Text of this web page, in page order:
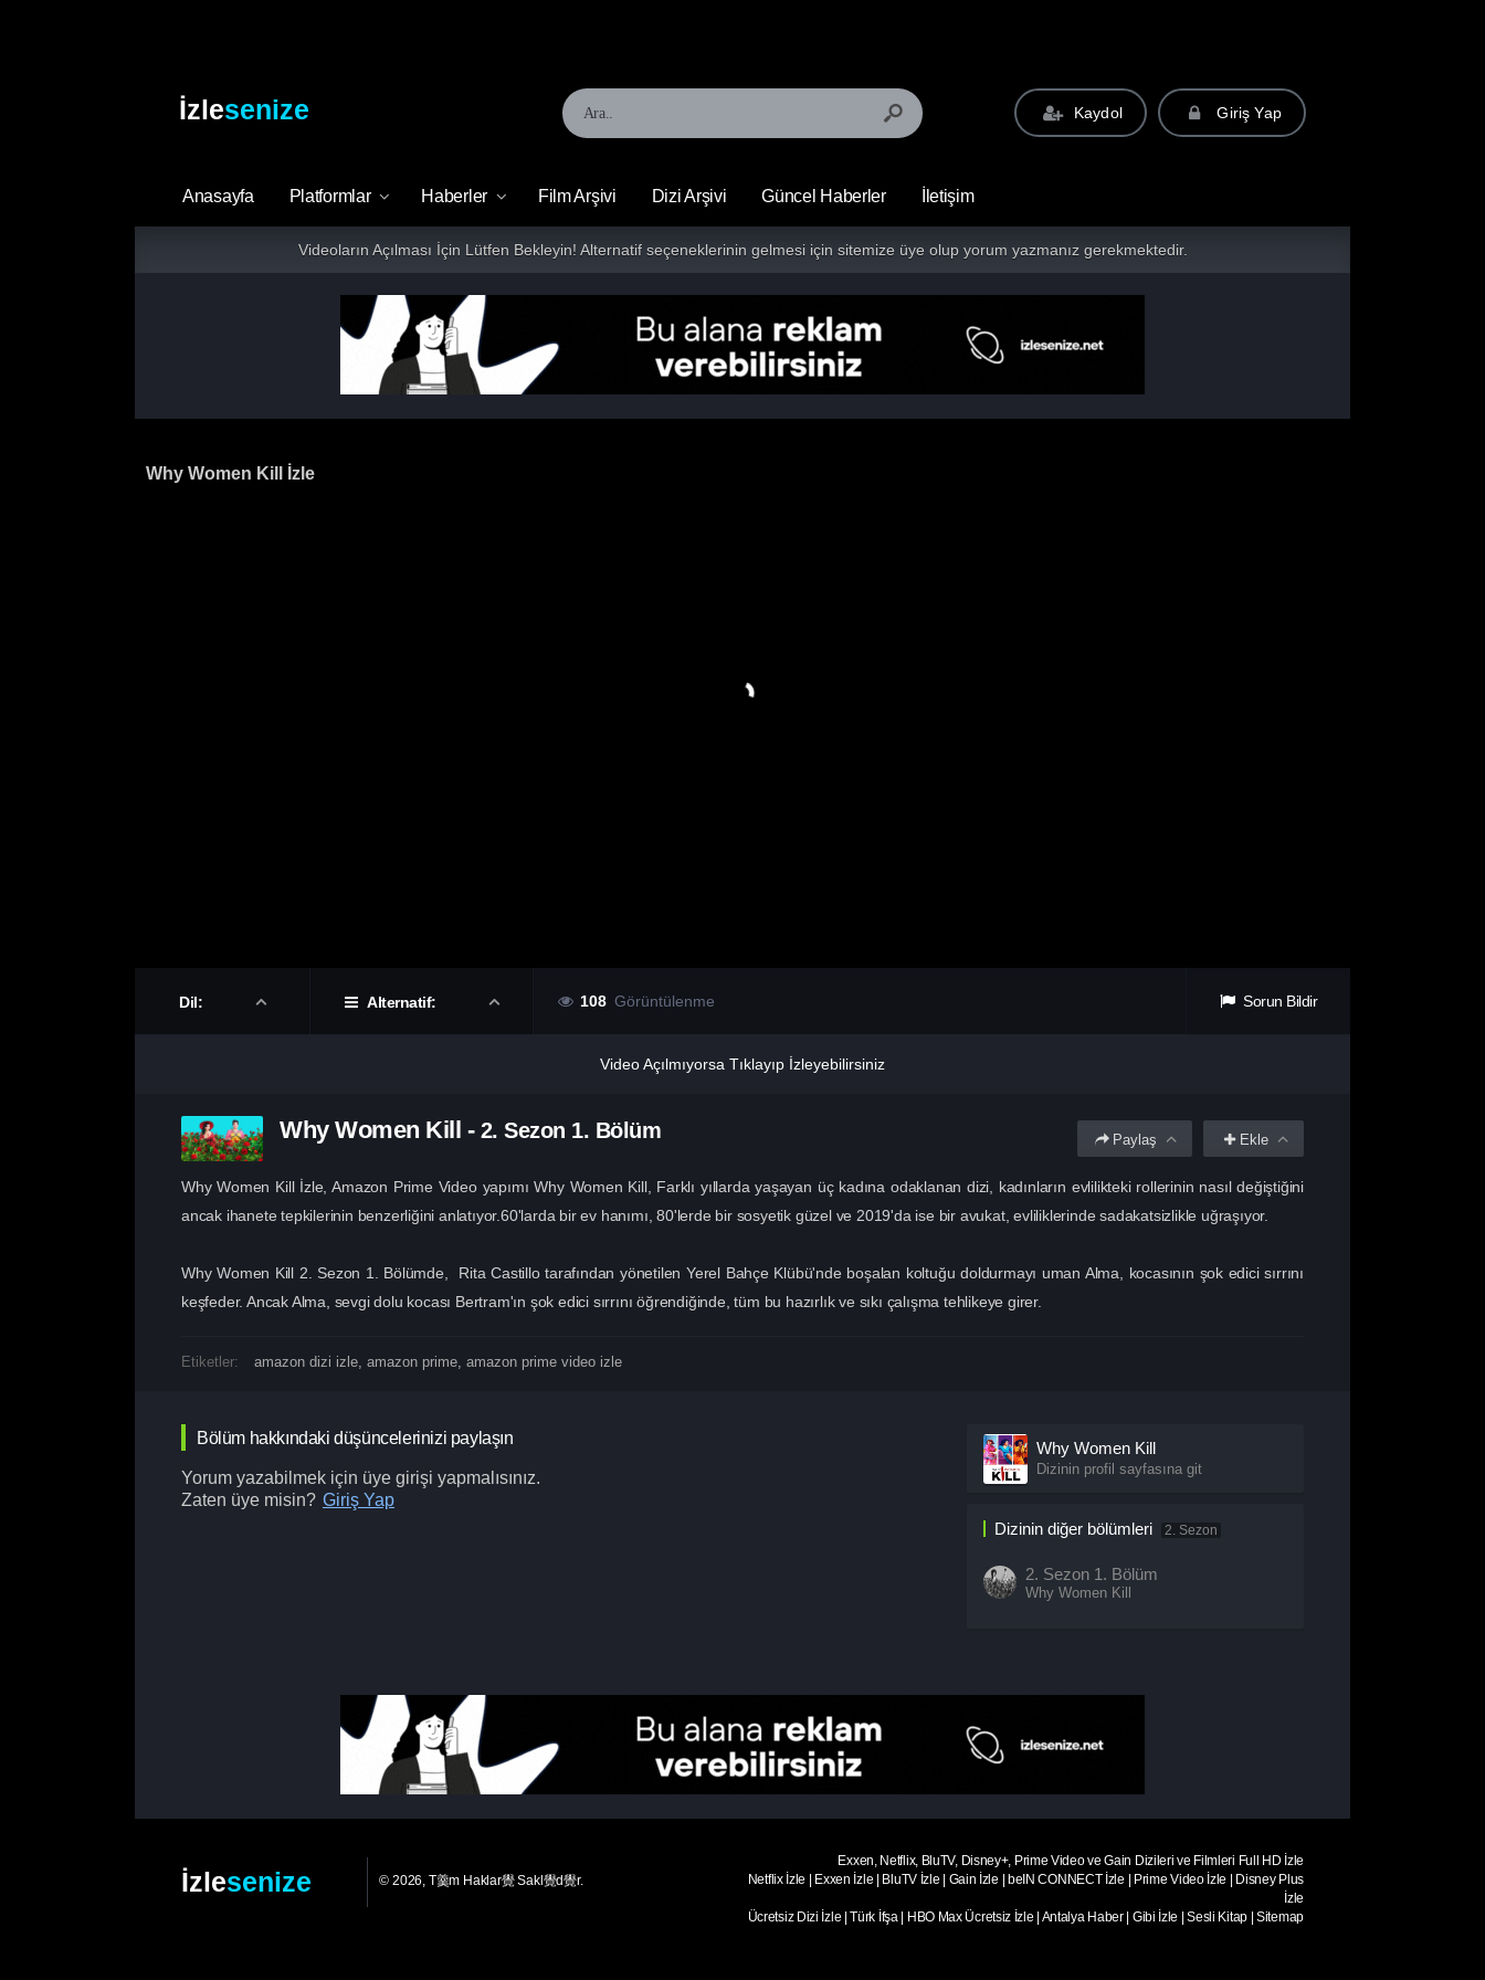
İzlesenize Kaydol Giriş Yap
Anasayfa Platformlar Haberler Film Arşivi Dizi Arşivi Güncel Haberler İletişim
Videoların Açılması İçin Lütfen Bekleyin! Alternatif seçeneklerinin gelmesi için sitemize üye olup yorum yazmanız gerekmektedir.
Why Women Kill İzle
Dil: Alternatif: 108 Görüntülenme Sorun Bildir
Video Açılmıyorsa Tıklayıp İzleyebilirsiniz
Why Women Kill - 2. Sezon 1. Bölüm Ekle
Paylaş
Why Women Kill İzle, Amazon Prime Video yapımı Why Women Kill, Farklı yıllarda yaşayan üç kadına odaklanan dizi, kadınların evlilikteki rollerinin nasıl değiştiğini
ancak ihanete tepkilerinin benzerliğini anlatıyor.60'larda bir ev hanımı, 80'lerde bir sosyetik güzel ve 2019'da ise bir avukat, evliliklerinde sadakatsizlikle uğraşıyor.
Why Women Kill 2. Sezon 1. Bölümde, Rita Castillo tarafından yönetilen Yerel Bahçe Klübü'nde boşalan koltuğu doldurmayı uman Alma, kocasının şok edici sırrını
keşfeder. Ancak Alma, sevgi dolu kocası Bertram'ın şok edici sırrını öğrendiğinde, tüm bu hazırlık ve sıkı çalışma tehlikeye girer.
Etiketler: amazon dizi izle, amazon prime, amazon prime video izle
Bölüm hakkındaki düşüncelerinizi paylaşın
Yorum yazabilmek için üye girişi yapmalısınız.
Zaten üye misin? Giriş Yap
Why Women Kill
Dizinin profil sayfasına git
Dizinin diğer bölümleri 2. Sezon
2. Sezon 1. Bölüm
Why Women Kill
İzlesenize © 2026, T羹m Haklar覺 Sakl覺d覺r.
Exxen, Netflix, BluTV, Disney+, Prime Video ve Gain Dizileri ve Filmleri Full HD İzle
Netflix İzle
Exxen İzle BluTV İzle Gain İzle beIN CONNECT İzle Prime Video İzle
Disney Plus
İzle
Ücretsiz Dizi İzle |Türk İfşa| HBO Max Ücretsiz İzle Antalya Haber| Gibi İzle |Sesli Kitap|Sitemap